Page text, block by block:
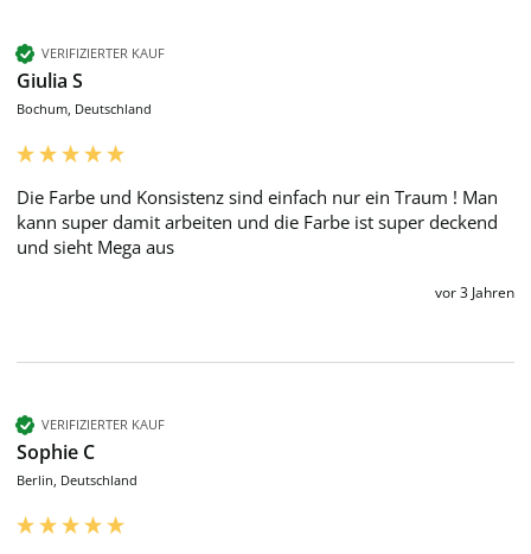
VERIFIZIERTER KAUF
Giulia S
Bochum, Deutschland
Die Farbe und Konsistenz sind einfach nur ein Traum ! Man
kann super damit arbeiten und die Farbe ist super deckend
und sieht Mega aus
vor 3 Jahren
VERIFIZIERTER KAUF
Sophie C
Berlin, Deutschland